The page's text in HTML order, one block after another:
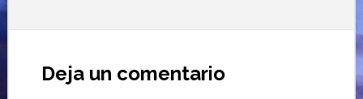
Deja un comentario